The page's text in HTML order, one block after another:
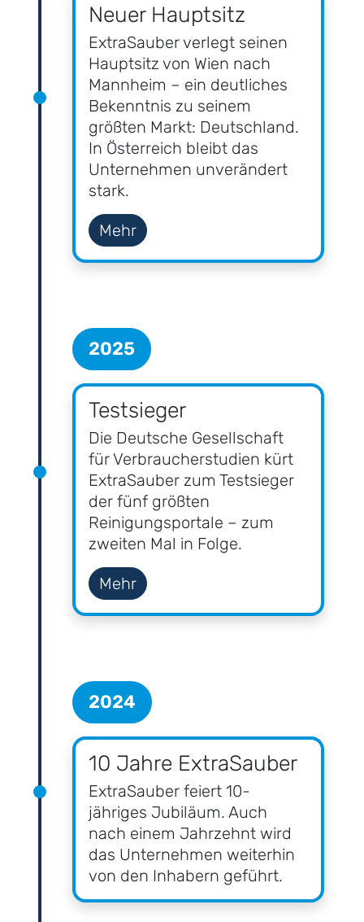
Neuer Hauptsitz
ExtraSauber verlegt seinen
Hauptsitz von Wien nach
Mannheim – ein deutliches
Bekenntnis zu seinem
größten Markt: Deutschland.
In Österreich bleibt das
Unternehmen unverändert
stark.
Mehr
2025
Testsieger
Die Deutsche Gesellschaft
für Verbraucherstudien kürt
ExtraSauber zum Testsieger
der fünf größten
Reinigungsportale – zum
zweiten Mal in Folge.
Mehr
2024
10 Jahre ExtraSauber
ExtraSauber feiert 10-
jähriges Jubiläum. Auch
nach einem Jahrzehnt wird
das Unternehmen weiterhin
von den Inhabern geführt.